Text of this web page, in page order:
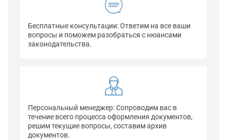
Бесплатные консультации: Ответим на все ваши
вопросы и поможем разобраться с нюансами
законодательства.
Персональный менеджер: Сопроводим вас в
течение всего процесса оформления документов,
решим текущие вопросы, составим архив
документов.